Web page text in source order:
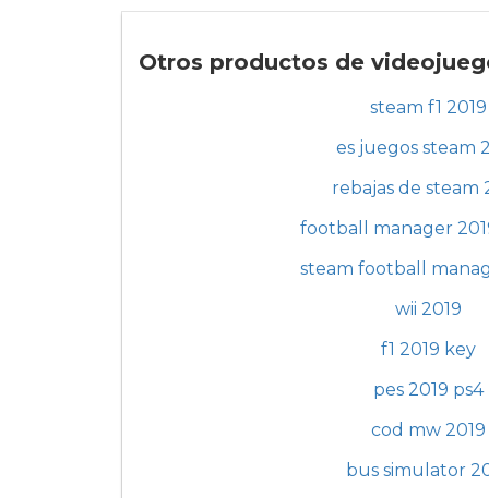
Otros productos de
steam f1 2019
es juegos steam
rebajas de steam
football manager
steam football
wii 2019
f1 2019 key
pes 2019 ps4
cod mw 2019
bus simulator